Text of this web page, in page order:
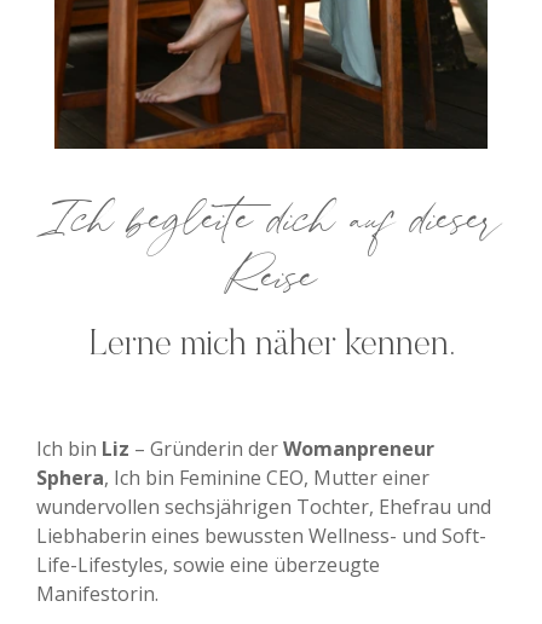
Ich begleite dich auf dieser
Reise
Lerne mich näher kennen.
Ich bin Liz – Gründerin derWomanpreneur
Sphera, Ich bin Feminine CEO, Mutter einer
wundervollen sechsjährigen Tochter, Ehefrau und
Liebhaberin eines bewussten Wellness- und Soft-
Life-Lifestyles, sowie eine überzeugte
Manifestorin.